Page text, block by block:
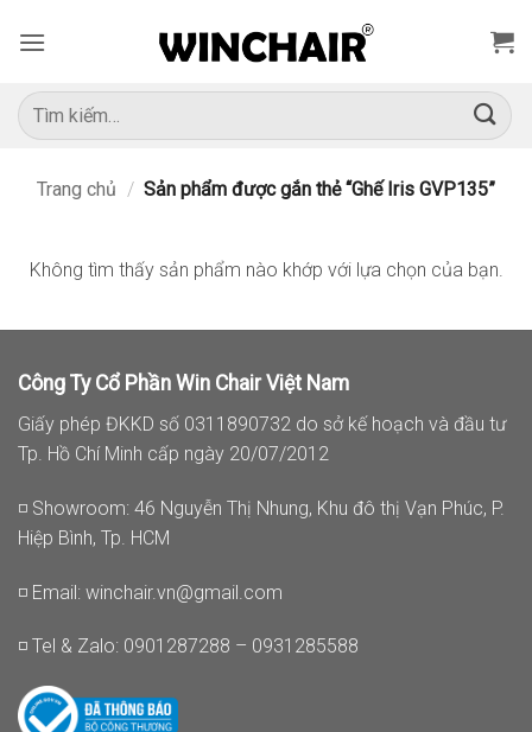
qua
dung
Tìm
kiếm:
Trang chủ / Sản phẩm được gắn thẻ “Ghế Iris GVP135”
Không tìm thấy sản phẩm nào khớp với lựa chọn của bạn.
Công Ty Cổ Phần Win Chair Việt Nam
Giấy phép ĐKKD số 0311890732 do sở kế hoạch và đầu tư
Tp. Hồ Chí Minh cấp ngày 20/07/2012
◽ Showroom: 46 Nguyễn Thị Nhung, Khu đô thị Vạn Phúc, P.
Hiệp Bình, Tp. HCM
◽ Email: winchair.vn@gmail.com
◽ Tel & Zalo: 0901287288 – 0931285588